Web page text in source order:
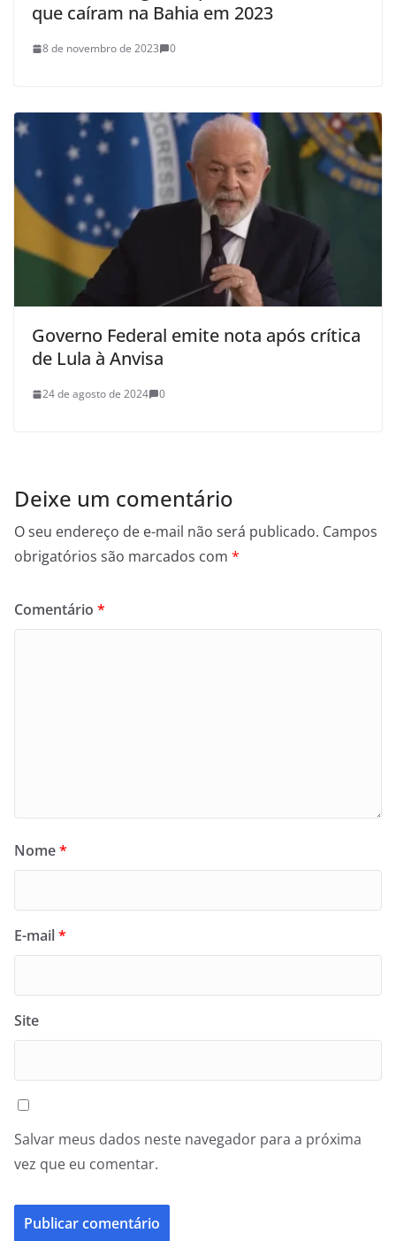
que caíram na Bahia em 2023
8 de novembro de 2023 0
Governo Federal emite nota após crítica
de Lula à Anvisa
24 de agosto de 2024 0
Deixe um comentário
O seu endereço de e-mail não será publicado. Campos
obrigatórios são marcados com *
Comentário *
Nome*
E-mail*
Site
Salvar meus dados neste navegador para a próxima
vez que eu comentar.